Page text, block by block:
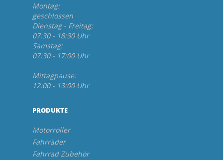
Montag:
geschlossen
Dienstag - Freitag:
07:30 - 18:30 Uhr
Samstag:
07:30 - 17:00 Uhr
Mittagpause:
12:00 - 13:00 Uhr
PRODUKTE
Motorroller
Fahrräder
Fahrrad Zubehör